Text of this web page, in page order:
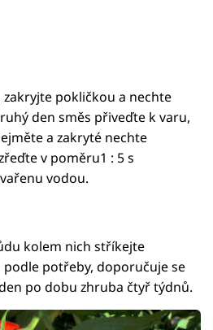
pokličkou a nechte
den směs přiveďte k varu,
a zakryté nechte
v poměru1 : 5 s
vodou.
kolem nich stříkejte
potřeby, doporučuje se
po dobu zhruba čtyř týdnů.